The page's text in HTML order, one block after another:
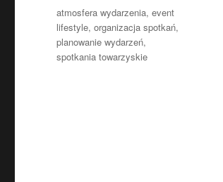
Tagi
atmosfera wydarzenia,event
lifestyle,organizacja spotkań,
planowanie wydarzeń,
spotkania towarzyskie